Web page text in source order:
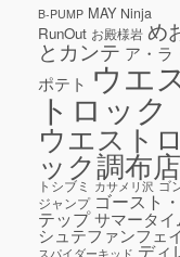
B-PUMP MAY Ninja
RunOut お殿様岩 め
とカンテ ア・ラ
ポテト ウエ
トロック
ウエストロ
ック調布店
トシブミ カサメリ沢 ゴ
ジャンプ ゴースト
テップサマータイ
シュテファンフェ
スパイダーキッド ディ